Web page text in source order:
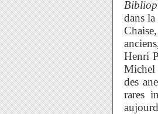
dans
Henri
Michel
des
rares